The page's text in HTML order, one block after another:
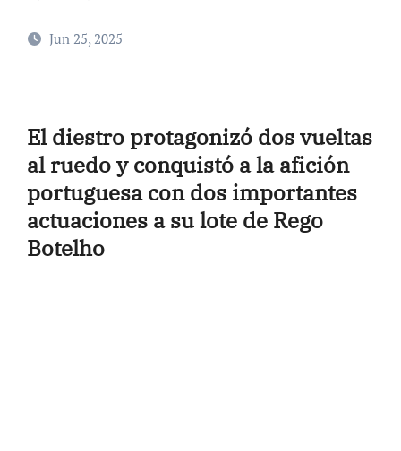
Jun 25, 2025
El diestro protagonizó dos vueltas
al ruedo y conquistó a la afición
portuguesa con dos importantes
actuaciones a su lote de Rego
Botelho